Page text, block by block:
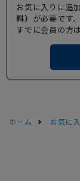
お気に入りに追
料） が必要です。
すでに会員の方
ホーム お気に